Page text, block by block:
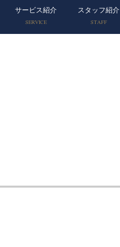
サービス紹介
SERVICE
スタッフ紹介
STAFF